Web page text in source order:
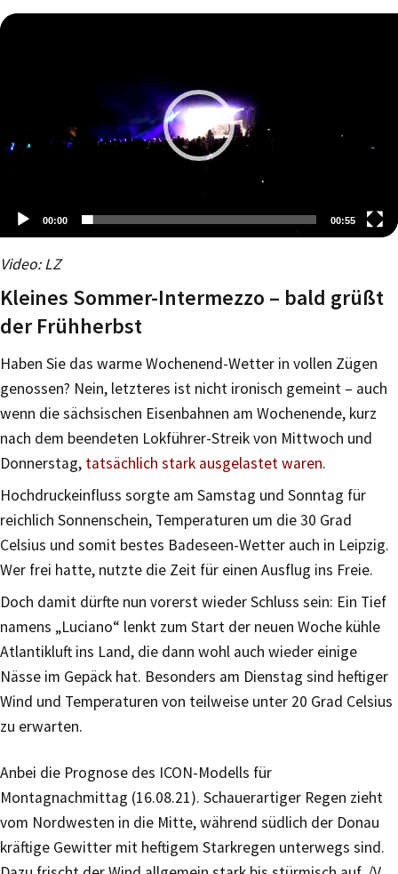
Player
00:00 00:55
Video: LZ
Kleines Sommer-Intermezzo – bald grüßt
der Frühherbst
Haben Sie das warme Wochenend-Wetter in vollen Zügen
genossen? Nein, letzteres ist nicht ironisch gemeint – auch
wenn die sächsischen Eisenbahnen am Wochenende, kurz
nach dem beendeten Lokführer-Streik von Mittwoch und
Donnerstag, tatsächlich stark ausgelastet waren.
Hochdruckeinfluss sorgte am Samstag und Sonntag für
reichlich Sonnenschein, Temperaturen um die 30 Grad
Celsius und somit bestes Badeseen-Wetter auch in Leipzig.
Wer frei hatte, nutzte die Zeit für einen Ausflug ins Freie.
Doch damit dürfte nun vorerst wieder Schluss sein: Ein Tief
namens „Luciano“ lenkt zum Start der neuen Woche kühle
Atlantikluft ins Land, die dann wohl auch wieder einige
Nässe im Gepäck hat. Besonders am Dienstag sind heftiger
Wind und Temperaturen von teilweise unter 20 Grad Celsius
zu erwarten.
Anbei die Prognose des ICON-Modells für
Montagnachmittag (16.08.21). Schauerartiger Regen zieht
vom Nordwesten in die Mitte, während südlich der Donau
kräftige Gewitter mit heftigem Starkregen unterwegs sind.